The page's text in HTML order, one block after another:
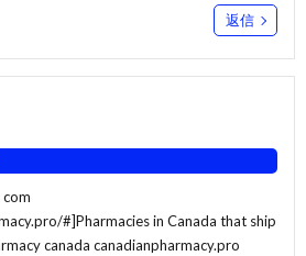
返信
#]Pharmacies in Canada that ship
canada canadianpharmacy.pro